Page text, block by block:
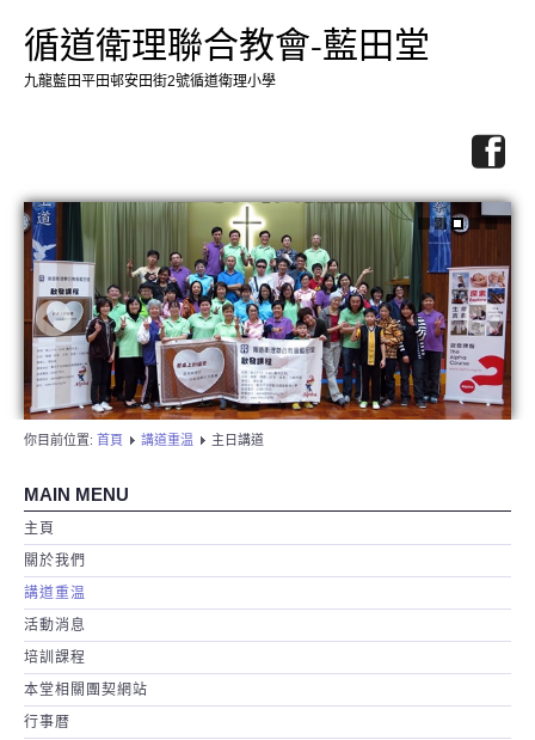
循道衛理聯合教會-藍田堂
九龍藍田平田邨安田街2號循道衛理小學
你目前位置: 首頁 講道重温 主日講道
MAIN MENU
主頁
關於我們
講道重温
活動消息
培訓課程
本堂相關團契網站
行事暦